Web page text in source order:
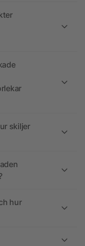
skiljer
hur